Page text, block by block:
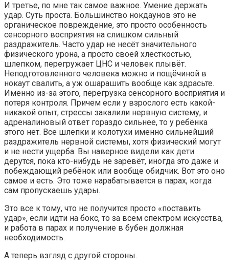
И третье, по мне так самое важное. Умение держать
удар. Суть проста. Большинство нокдаунов это не
органическое повреждение, это просто особенность
сенсорного восприятия на слишком сильный
раздражитель. Часто удар не несёт значительного
физического урона, а просто своей хлесткостью,
шлепком, перегружает ЦНС и человек плывёт.
Неподготовленного человека можно и пощёчиной в
нокаут свалить, а уж ошарашить вообще как здрасьте.
Именно из-за этого, перегрузка сенсорного восприятия и
потеря контроля. Причем если у взрослого есть какой-
никакой опыт, стрессы закалили нервную систему, и
адреналиновый ответ гораздо сильнее, то у ребёнка
этого нет. Все шлепки и колотухи именно сильнейший
раздражитель нервной системы, хотя физический могут
и не нести ущерба. Вы наверное видели как дети
дерутся, пока кто-нибудь не заревёт, иногда это даже и
побеждающий ребёнок или вообще обидчик. Вот это оно
самое и есть. Это тоже нарабатывается в парах, когда
сам пропускаешь удары.
Это все к тому, что не получится просто «поставить
удар», если идти на бокс, то за всем спектром искусства,
и работа в парах и получение в бубен должная
необходимость.
А теперь взгляд с другой стороны.